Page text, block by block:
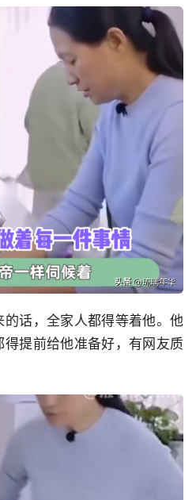
话，全家人都得等着他。他
提前给他准备好，有网友质